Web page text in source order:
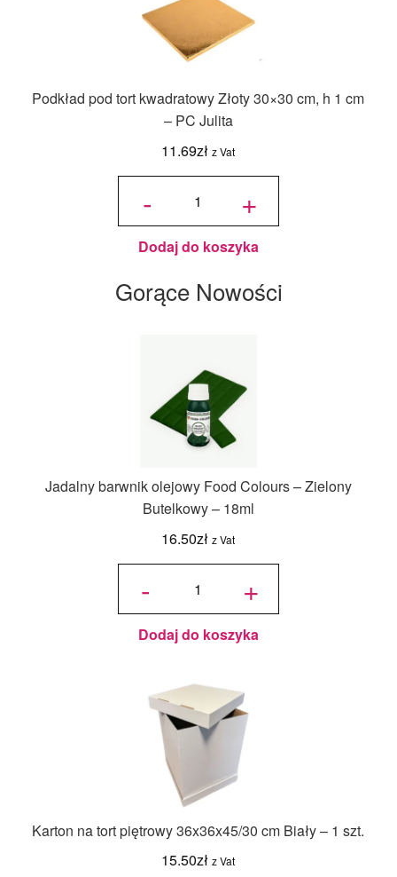
Podkład pod tort kwadratowy Złoty 30×30 cm, h 1 cm
– PC Julita
11.69zł z Vat
-
ilość
kwadratowy
Złoty 30x30
cm, h 1 cm -
PC Julita +
Dodaj do koszyka
Gorące Nowości
Jadalny barwnik olejowy Food Colours – Zielony
Butelkowy – 18ml
16.50zł z Vat
-
ilość
olejowy
Food
Colours -
Zielony
Butelkowy
+
Dodaj do koszyka
Karton na tort piętrowy 36x36x45/30 cm Biały – 1 szt.
15.50zł z Vat